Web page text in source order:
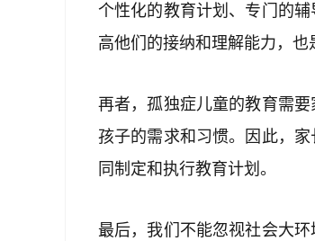
个性化的教育计划、专门的
高他们的接纳和理解能力，也
再者，孤独症儿童的教育需
孩子的需求和习惯。因此，
同制定和执行教育计划。
最后，我们不能忽视社会大